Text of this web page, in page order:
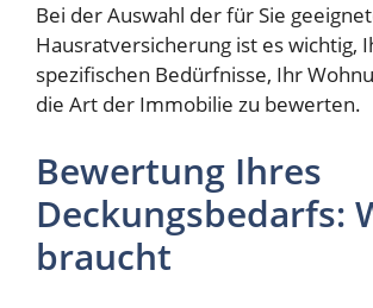
Bei der Auswahl der für Sie
Hausratversicherung ist es wichtig,
spezifischen Bedürfnisse, Ihr
die Art der Immobilie zu bewerten.
Bewertung Ihres
Deckungsbedarfs:
braucht